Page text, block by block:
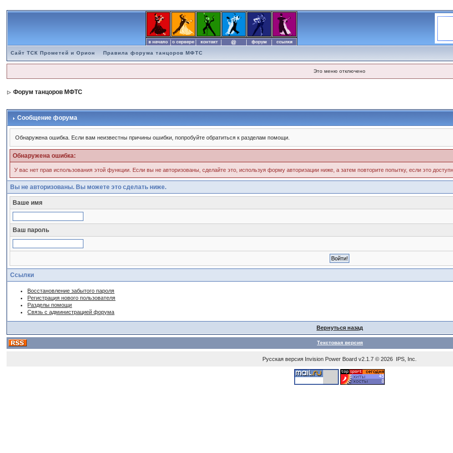
Сайт ТСК Прометей и Орион Правила форума танцоров МФТС
Это меню отключено
Форум танцоров МФТС
Сообщение форума
Обнаружена ошибка. Если вам неизвестны причины ошибки, попробуйте обратиться к разделам помощи.
Обнаружена ошибка:
У вас нет прав использования этой функции. Если вы не авторизованы, сделайте это, используя форму авторизации ниже, а затем повторите попытку, если это
Вы не авторизованы. Вы можете это сделать ниже.
Ваше имя
Ваш пароль
Ссылки
Восстановление забытого пароля
Регистрация нового пользователя
Разделы помощи
Связь с администрацией форума
Вернуться назад
Текстовая версия
Русская версия Invision Power Board v2.1.7 © 2026 IPS, Inc.